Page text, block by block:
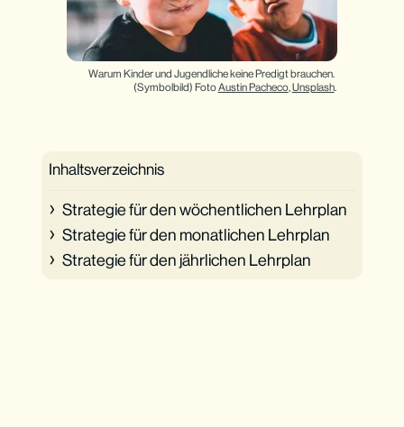
Warum Kinder und Jugendliche keine Predigt brauchen.
(Symbolbild) Foto Austin Pacheco, Unsplash.
Inhaltsverzeichnis
Strategie für den wöchentlichen Lehrplan
Strategie für den monatlichen Lehrplan
Strategie für den jährlichen Lehrplan